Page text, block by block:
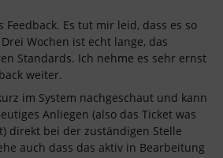
Es tut mir leid, dass es so
Wochen ist echt lange, das
Standards. Ich nehme es sehr ernst
weiter.
im System nachgeschaut und kann
Anliegen (also das Ticket was
direkt bei der zuständigen Stelle
auch dass das aktiv in Bearbeitung